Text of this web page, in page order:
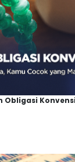
Obligasi